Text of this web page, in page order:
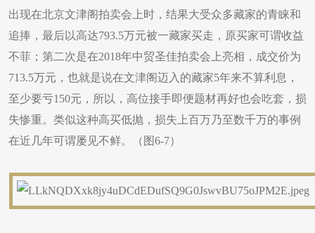
出现在北京文津阁拍卖会上时，结果大受众多藏家的青睐和
追捧，最后以高达793.5万元被一藏家买走，原买家可谓收益
不菲；第二次是在2018年中贸圣佳拍卖会上亮相，成交价为
713.5万元，也就是说在文津阁迈入的藏家5年来不算利息，
至少要亏150元，所以，高位接手即便题材再好也会吃套，损
失惨重。类似这种高买低抛，损失上百万乃至数千万的事例
在近几年可谓屡见不鲜。（图6-7）